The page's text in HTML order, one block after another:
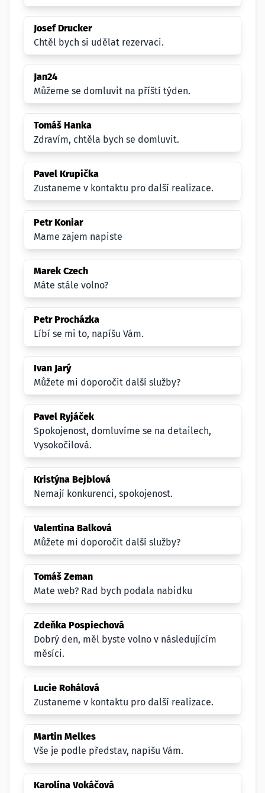
Josef Drucker
Chtěl bych si udělat rezervaci.
Jan24
Můžeme se domluvit na příští týden.
Tomáš Hanka
Zdravím, chtěla bych se domluvit.
Pavel Krupička
Zustaneme v kontaktu pro další realizace.
Petr Koniar
Mame zajem napiste
Marek Czech
Máte stále volno?
Petr Procházka
Líbí se mi to, napíšu Vám.
Ivan Jarý
Můžete mi doporočit další služby?
Pavel Ryjáček
Spokojenost, domluvíme se na detailech,
Vysokočilová.
Kristýna Bejblová
Nemají konkurenci, spokojenost.
Valentina Balková
Můžete mi doporočit další služby?
Tomáš Zeman
Mate web? Rad bych podala nabidku
Zdeňka Pospiechová
Dobrý den, měl byste volno v následujícím
měsíci.
Lucie Rohálová
Zustaneme v kontaktu pro další realizace.
Martin Melkes
Vše je podle představ, napíšu Vám.
Karolína Vokáčová